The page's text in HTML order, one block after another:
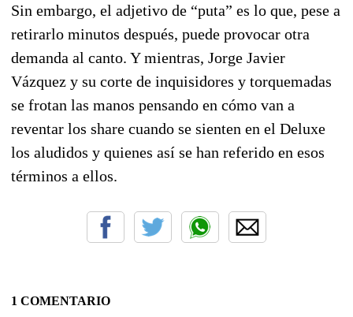
Sin embargo, el adjetivo de “puta” es lo que, pese a
retirarlo minutos después, puede provocar otra
demanda al canto. Y mientras, Jorge Javier
Vázquez y su corte de inquisidores y torquemadas
se frotan las manos pensando en cómo van a
reventar los share cuando se sienten en el Deluxe
los aludidos y quienes así se han referido en esos
términos a ellos.
1 COMENTARIO